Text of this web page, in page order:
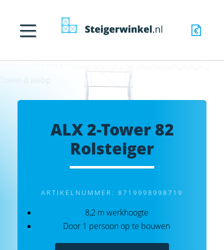
Tower-8.webp
ALX 2-Tower 82
Rolsteiger
ARTIKELNUMMER: 8719998998719
8,2 m werkhoogte
Door 1 persoon op te bouwen